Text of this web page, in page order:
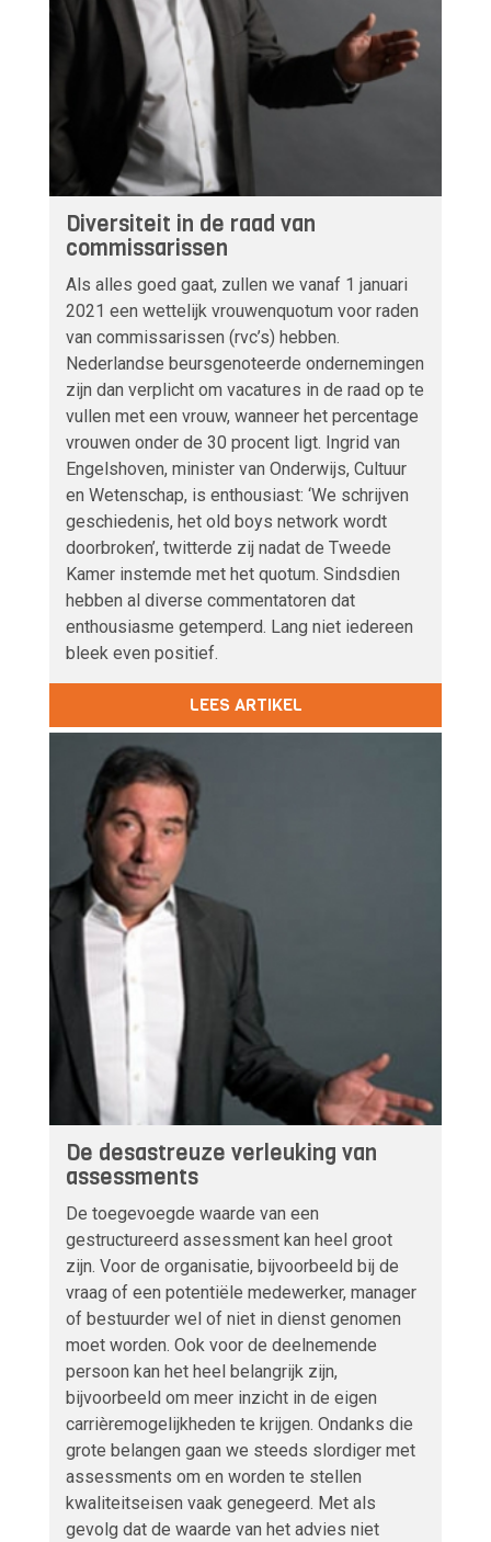
Diversiteit in de raad van
commissarissen
Als alles goed gaat, zullen we vanaf 1 januari
2021 een wettelijk vrouwenquotum voor raden
van commissarissen (rvc’s) hebben.
Nederlandse beursgenoteerde ondernemingen
zijn dan verplicht om vacatures in de raad op te
vullen met een vrouw, wanneer het percentage
vrouwen onder de 30 procent ligt. Ingrid van
Engelshoven, minister van Onderwijs, Cultuur
en Wetenschap, is enthousiast: ‘We schrijven
geschiedenis, het old boys network wordt
doorbroken’, twitterde zij nadat de Tweede
Kamer instemde met het quotum. Sindsdien
hebben al diverse commentatoren dat
enthousiasme getemperd. Lang niet iedereen
bleek even positief.
LEES ARTIKEL
De desastreuze verleuking van
assessments
De toegevoegde waarde van een
gestructureerd assessment kan heel groot
zijn. Voor de organisatie, bijvoorbeeld bij de
vraag of een potentiële medewerker, manager
of bestuurder wel of niet in dienst genomen
moet worden. Ook voor de deelnemende
persoon kan het heel belangrijk zijn,
bijvoorbeeld om meer inzicht in de eigen
carrièremogelijkheden te krijgen. Ondanks die
grote belangen gaan we steeds slordiger met
assessments om en worden te stellen
kwaliteitseisen vaak genegeerd. Met als
gevolg dat de waarde van het advies niet